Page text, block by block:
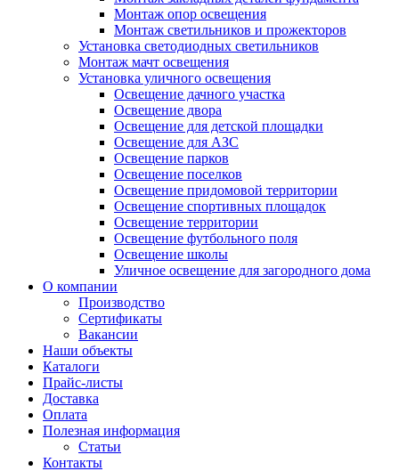
Монтаж опор освещения
Монтаж светильников и прожекторов
Установка светодиодных светильников
Монтаж мачт освещения
Установка уличного освещения
Освещение дачного участка
Освещение двора
Освещение для детской площадки
Освещение для АЗС
Освещение парков
Освещение поселков
Освещение придомовой территории
Освещение спортивных площадок
Освещение территории
Освещение футбольного поля
Освещение школы
Уличное освещение для загородного дома
О компании
Производство
Сертификаты
Вакансии
Наши объекты
Каталоги
Прайс-листы
Доставка
Оплата
Полезная информация
Статьи
Контакты